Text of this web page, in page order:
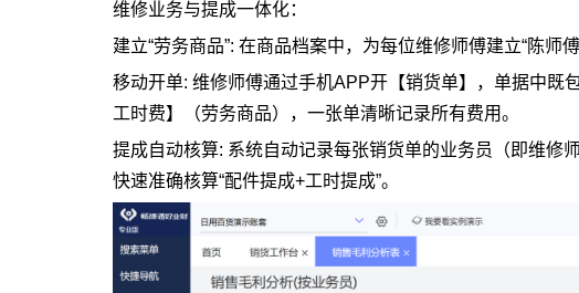
维修业务与提成一体化：
建立“劳务商品”: 在商品档案中，为每位维修师傅建立“陈师
移动开单: 维修师傅通过手机APP开【销货单】，单据中既
工时费】（劳务商品），一张单清晰记录所有费用。
提成自动核算: 系统自动记录每张销货单的业务员（即维修
快速准确核算“配件提成+工时提成”。